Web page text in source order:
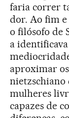
faria correr
dor. Ao fim e
o filósofo de
a
aproximar
nietzschiano
mulheres
capazes de